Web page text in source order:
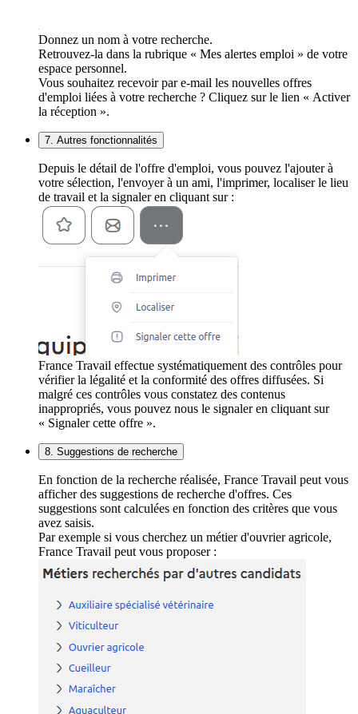
Donnez un nom à votre recherche.
Retrouvez-la dans la rubrique « Mes alertes emploi » de votre
espace personnel.
Vous souhaitez recevoir par e-mail les nouvelles offres
d'emploi liées à votre recherche ? Cliquez sur le lien « Activer
la réception ».
7. Autres fonctionnalités
Depuis le détail de l'offre d'emploi, vous pouvez l'ajouter à
votre sélection, l'envoyer à un ami, l'imprimer, localiser le lieu
de travail et la signaler en cliquant sur :
France Travail effectue systématiquement des contrôles pour
vérifier la légalité et la conformité des offres diffusées. Si
malgré ces contrôles vous constatez des contenus
inappropriés, vous pouvez nous le signaler en cliquant sur
« Signaler cette offre ».
8. Suggestions de recherche
En fonction de la recherche réalisée, France Travail peut vous
afficher des suggestions de recherche d'offres. Ces
suggestions sont calculées en fonction des critères que vous
avez saisis.
Par exemple si vous cherchez un métier d'ouvrier agricole,
France Travail peut vous proposer :